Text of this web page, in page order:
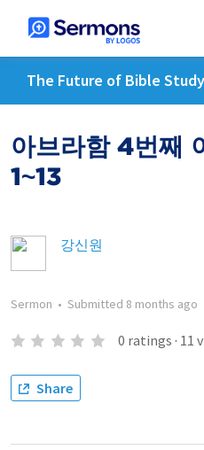
The Future of Bible
아브라함 4번째
1~13
강신원
Sermon • Submitted 8 months ago
0 ratings · 11
Share